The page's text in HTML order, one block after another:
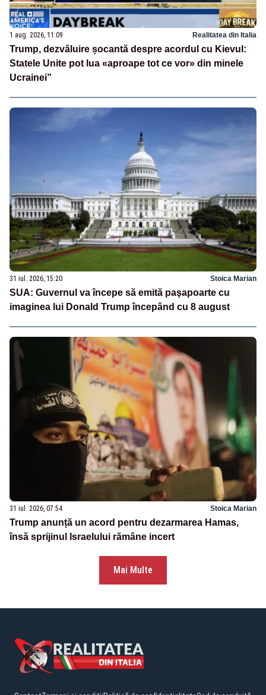
1 aug. 2026, 11:09 Realitatea din Italia
Trump, dezvăluire șocantă despre acordul cu Kievul:
Statele Unite pot lua «aproape tot ce vor» din minele
Ucrainei”
31 iul. 2026, 15:20 Stoica Marian
SUA: Guvernul va începe să emită paşapoarte cu
imaginea lui Donald Trump începând cu 8 august
31 iul. 2026, 07:54 Stoica Marian
Trump anunță un acord pentru dezarmarea Hamas,
însă sprijinul Israelului rămâne incert
Mai Multe